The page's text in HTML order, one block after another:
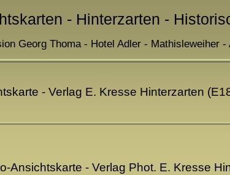
- Hinterzarten -
Georg Thoma - Hotel Adler - Mathisleweiher -
- Verlag E. Kresse Hinterzarten
Ansichtskarte - Verlag Phot. E. Kresse